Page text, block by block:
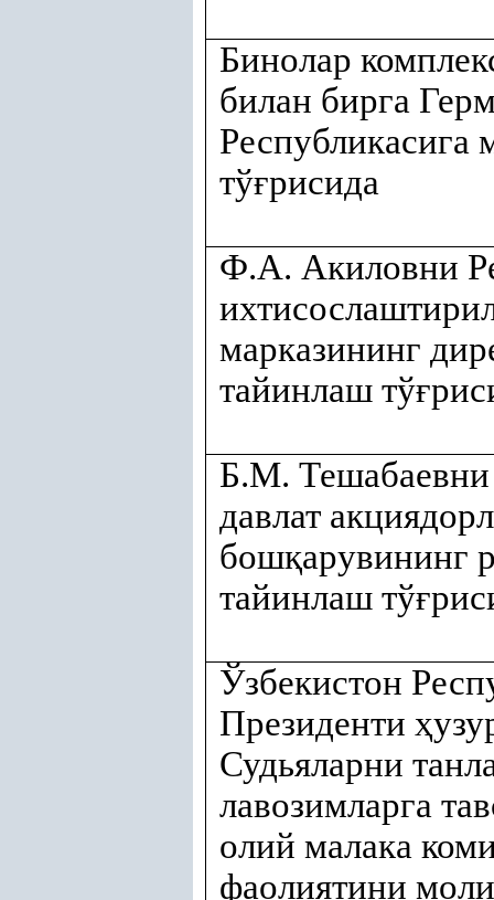
Бинолар
билан бирга
Республикасига
тўғрисида
Ф.А. Акиловни
марказининг
тайинлаш тўғ
Б.М. Тешабаевни
давлат
бошқарувининг
тайинлаш тўғ
Ўзбекистон
Президенти ҳ
Судьяларни
лавозимларга
олий малака
фаолиятини